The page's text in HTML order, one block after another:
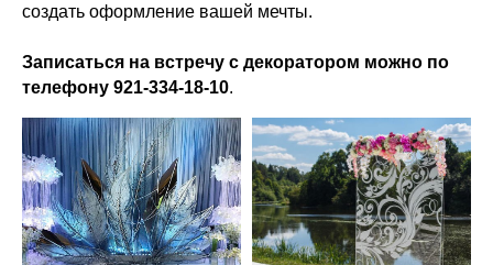
создать оформление вашей мечты.
Записаться на встречу с декоратором можно по
телефону 921-334-18-10.